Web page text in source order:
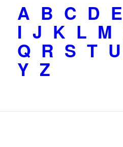
A B C D E
I J K L M
Q R S T U
Y Z